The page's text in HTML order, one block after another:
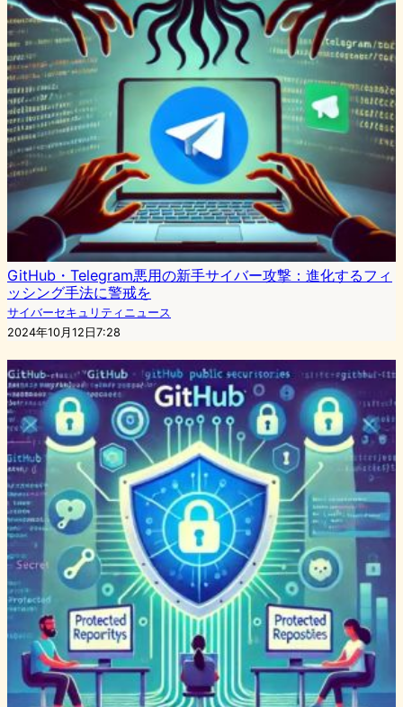
GitHub・Telegram悪用の新手サイバー攻撃：進化するフィ
ッシング手法に警戒を
サイバーセキュリティニュース
2024年10月12日7:28